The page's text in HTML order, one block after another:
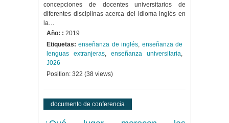
concepciones de docentes universitarios de
diferentes disciplinas acerca del idioma inglés en
la…
Año: : 2019
Etiquetas: enseñanza de inglés, enseñanza de
lenguas extranjeras, enseñanza universitaria,
J026
Position: 322 (38 views)
documento de conferencia